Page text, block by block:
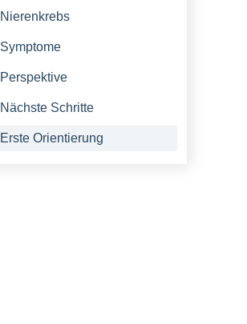
Nierenkrebs
Symptome
Perspektive
Nächste Schritte
Erste Orientierung